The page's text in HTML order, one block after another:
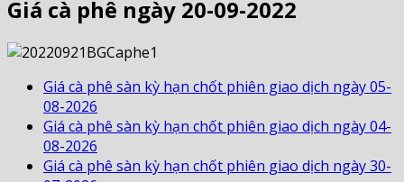
Giá cà phê ngày 20-09-2022
Giá cà phê sàn kỳ hạn chốt phiên giao dịch ngày 05-
08-2026
Giá cà phê sàn kỳ hạn chốt phiên giao dịch ngày 04-
08-2026
Giá cà phê sàn kỳ hạn chốt phiên giao dịch ngày 30-